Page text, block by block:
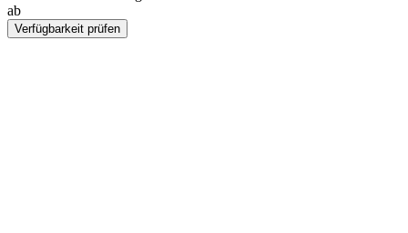
ab
Verfügbarkeit prüfen